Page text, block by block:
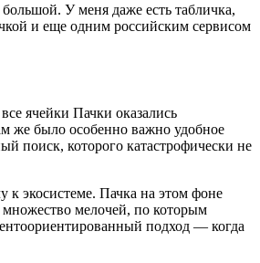
У меня даже есть табличка,
и еще одним российским сервисом
ячейки Пачки оказались
же было особенно важно удобное
поиск, которого катастрофически не
к экосистеме. Пачка на этом фоне
множество мелочей, по которым
подход — когда